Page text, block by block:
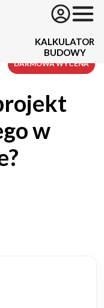
KALKULATOR
BUDOWY
w
DARMOWA WYCENA